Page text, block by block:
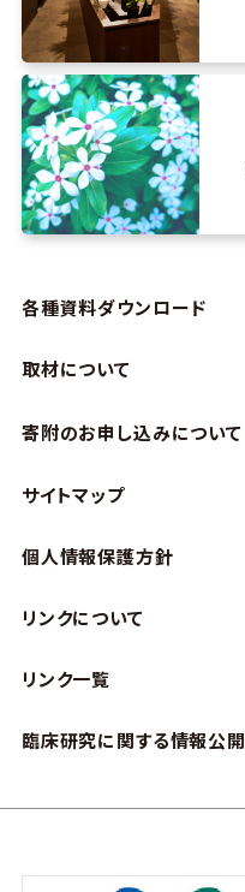
各種資料ダウンロード
取材について
寄附のお申し込みについて
サイトマップ
個人情報保護方針
リンクについて
リンク一覧
臨床研究に関する情報公開